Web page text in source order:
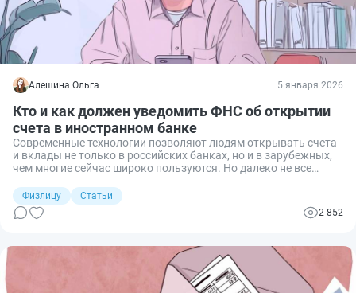
Алешина Ольга 5 января 2026
Кто и как должен уведомить ФНС об открытии
счета в иностранном банке
Современные технологии позволяют людям открывать счета
и вклады не только в российских банках, но и в зарубежных,
чем многие сейчас широко пользуются. Но далеко не все
определенные сроки сообщить об этом в Федеральную
налоговую службу, иначе грозит привлечение к
административной ответственности. Разберем, кто и как
Физлицу
Статьи
2 852